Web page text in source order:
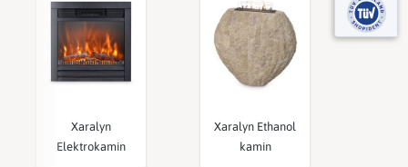
Xaralyn
Elektrokamin
Xaralyn Ethanol
kamin